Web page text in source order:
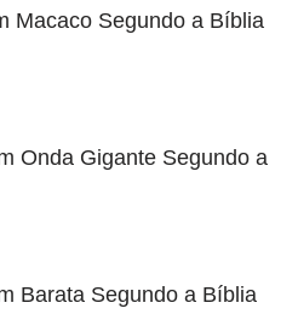
Macaco Segundo a Bíblia
Onda Gigante Segundo a
Barata Segundo a Bíblia